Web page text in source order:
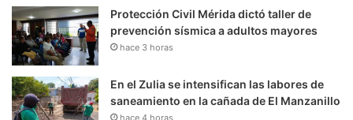
Protección Civil Mérida dictó taller de
prevención sísmica a adultos mayores
hace 3 horas
En el Zulia se intensifican las labores de
saneamiento en la cañada de El Manzanillo
hace 4 horas